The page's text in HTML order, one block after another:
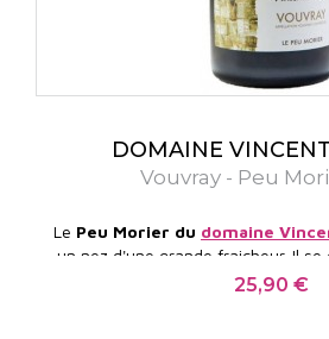
DOMAINE
Vouvray - Peu
Le Peu Morier du domaine
un nez d'une grande fraicheur. Il
de fruits secs, de pommes et de
Guide des meilleurs vins de
Prix
25,90 €